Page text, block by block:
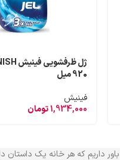
920 میل
فینیش
1,934,000تومان
باور داریم که هر خانه یک